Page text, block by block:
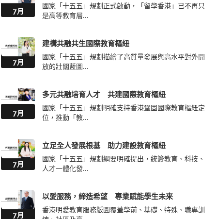
7月
國家「十五五」規劃正式啟動，「留學香港」已不再只
是高等教育層...
7月
建構共融共生國際教育樞紐
國家「十五五」規劃描繪了高質量發展與高水平對外開
放的壯闊藍圖...
7月
多元共融培育人才 共建國際教育樞紐
國家「十五五」規劃明確支持香港鞏固國際教育樞紐定
位，推動「教...
7月
立足全人發展根基 助力建設教育樞紐
國家「十五五」規劃綱要明確提出，統籌教育、科技、
人才一體化發...
7月
以愛服務，締造希望 專業賦能學生未來
香港明愛教育服務版圖覆蓋學前、基礎、特殊、職專訓